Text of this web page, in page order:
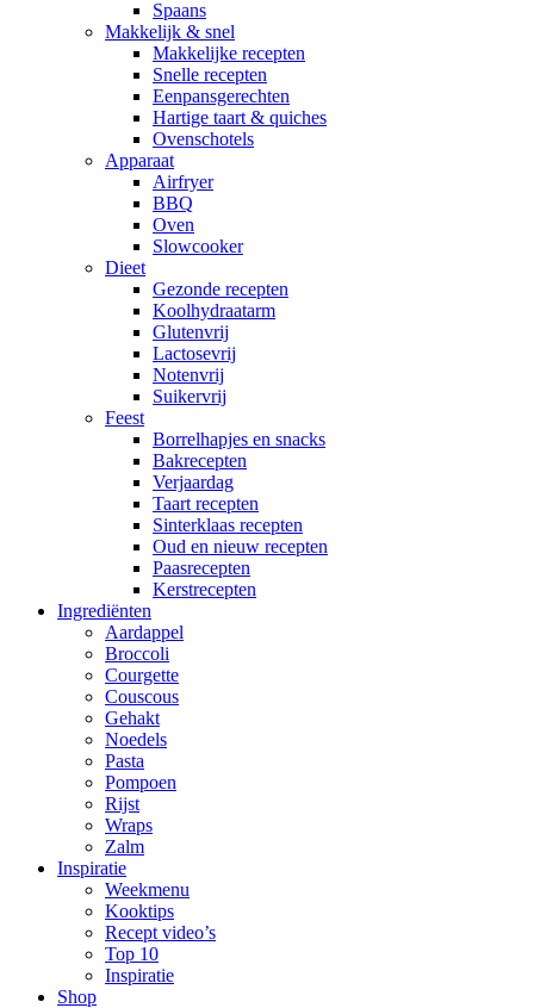
Spaans
Makkelijk & snel
Makkelijke recepten
Snelle recepten
Eenpansgerechten
Hartige taart & quiches
Ovenschotels
Apparaat
Airfryer
BBQ
Oven
Slowcooker
Dieet
Gezonde recepten
Koolhydraatarm
Glutenvrij
Lactosevrij
Notenvrij
Suikervrij
Feest
Borrelhapjes en snacks
Bakrecepten
Verjaardag
Taart recepten
Sinterklaas recepten
Oud en nieuw recepten
Paasrecepten
Kerstrecepten
Ingrediënten
Aardappel
Broccoli
Courgette
Couscous
Gehakt
Noedels
Pasta
Pompoen
Rijst
Wraps
Zalm
Inspiratie
Weekmenu
Kooktips
Recept video’s
Top 10
Inspiratie
Shop